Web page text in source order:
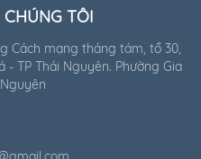
TÔI
Cách mạng tháng tám, tổ 30,
- TP Thái Nguyên. Phường Gia